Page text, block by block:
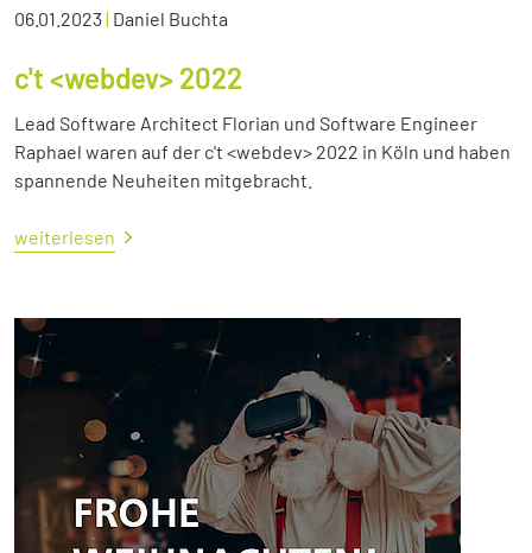
06.01.2023| Daniel Buchta
c't <webdev> 2022
Lead Software Architect Florian und Software Engineer
Raphael waren auf der c't <webdev> 2022 in Köln und haben
spannende Neuheiten mitgebracht.
weiterlesen